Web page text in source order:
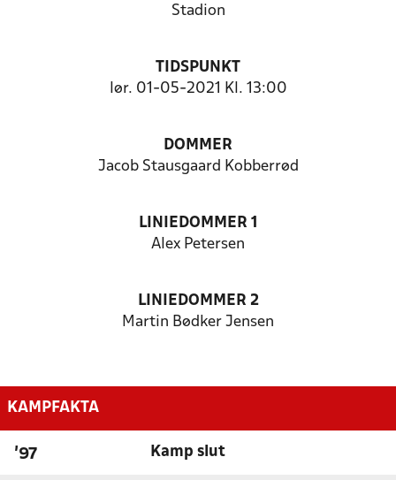
Stadion
TIDSPUNKT
lør. 01-05-2021 Kl. 13:00
DOMMER
Jacob Stausgaard Kobberrød
LINIEDOMMER 1
Alex Petersen
LINIEDOMMER 2
Martin Bødker Jensen
KAMPFAKTA
'97 Kamp slut